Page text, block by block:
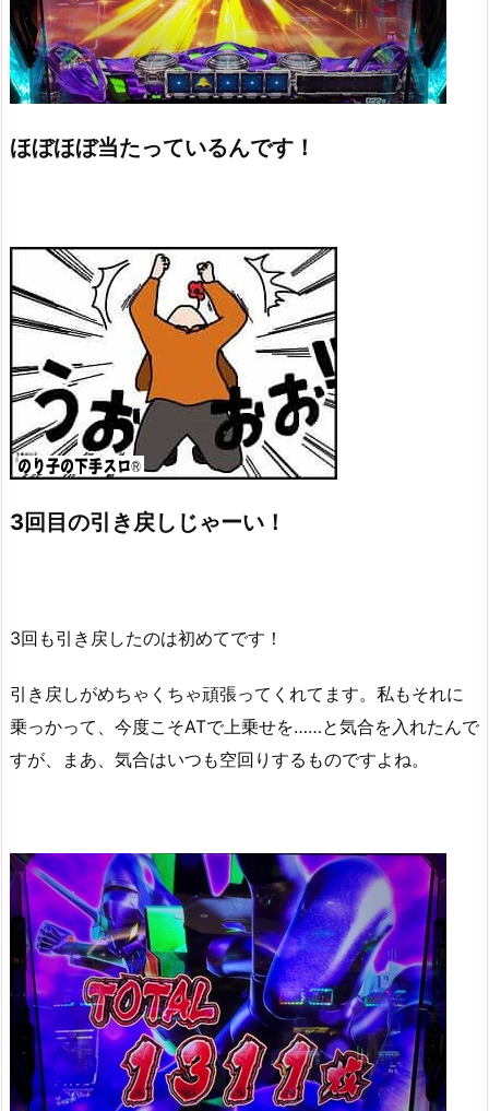
ほぼほぼ当たっているんです！
3回目の引き戻しじゃーい！
3回も引き戻したのは初めてです！
引き戻しがめちゃくちゃ頑張ってくれてます。私もそれに
乗っかって、今度こそATで上乗せを……と気合を入れたんで
すが、まあ、気合はいつも空回りするものですよね。